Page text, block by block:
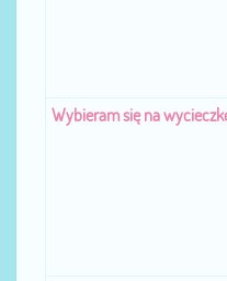
Wybieram się na